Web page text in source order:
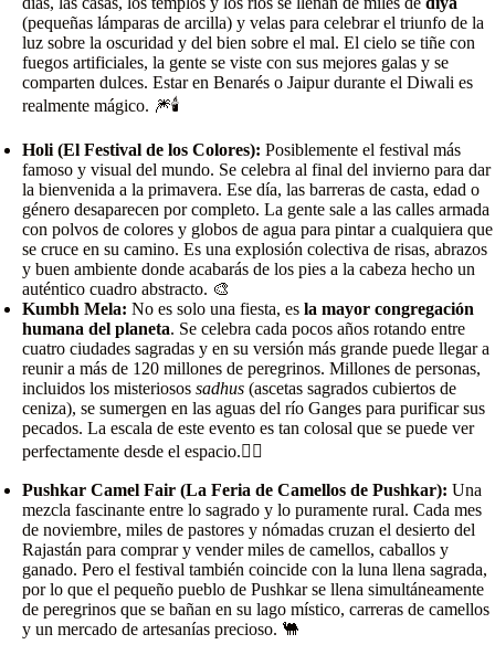
(pequeñas lámparas de arcilla) y velas para celebrar el triunfo de la
luz sobre la oscuridad y del bien sobre el mal. El cielo se tiñe con
fuegos artificiales, la gente se viste con sus mejores galas y se
comparten dulces. Estar en Benarés o Jaipur durante el Diwali es
realmente mágico. 🎆🕯️
Holi (El Festival de los Colores): Posiblemente el festival más
famoso y visual del mundo. Se celebra al final del invierno para dar
la bienvenida a la primavera. Ese día, las barreras de casta, edad o
género desaparecen por completo. La gente sale a las calles armada
con polvos de colores y globos de agua para pintar a cualquiera que
se cruce en su camino. Es una explosión colectiva de risas, abrazos
y buen ambiente donde acabarás de los pies a la cabeza hecho un
auténtico cuadro abstracto. 🎨
Kumbh Mela: No es solo una fiesta, es la mayor congregación
humana del planeta. Se celebra cada pocos años rotando entre
cuatro ciudades sagradas y en su versión más grande puede llegar a
reunir a más de 120 millones de peregrinos. Millones de personas,
incluidos los misteriosos sadhus (ascetas sagrados cubiertos de
ceniza), se sumergen en las aguas del río Ganges para purificar sus
pecados. La escala de este evento es tan colosal que se puede ver
perfectamente desde el espacio.🧘‍♂️
Pushkar Camel Fair (La Feria de Camellos de Pushkar): Una
mezcla fascinante entre lo sagrado y lo puramente rural. Cada mes
de noviembre, miles de pastores y nómadas cruzan el desierto del
Rajastán para comprar y vender miles de camellos, caballos y
ganado. Pero el festival también coincide con la luna llena sagrada,
por lo que el pequeño pueblo de Pushkar se llena simultáneamente
de peregrinos que se bañan en su lago místico, carreras de camellos
y un mercado de artesanías precioso. 🐫